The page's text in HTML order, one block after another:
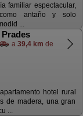
familiar espectacular,
antaño y solo
...
a 39,4 km de
hotel rural
de madera, una gran
...